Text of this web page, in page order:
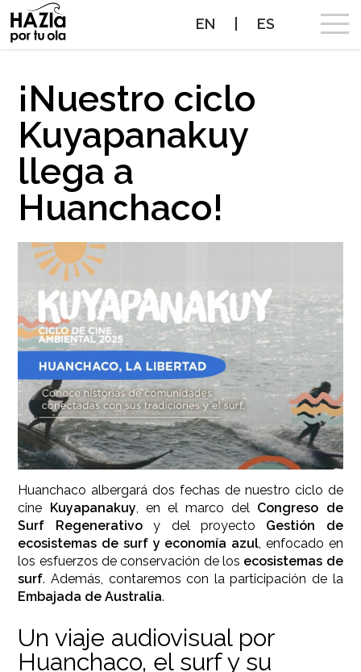
CAMPAÑA
OLAS A PROTEGER
OLAS PROTEGIDAS
NOTICIAS
PROTEGE TUS OLAS
ALIADOS
CONTACTO
EN ES
¡Nuestro ciclo
Kuyapanakuy
llega a
Huanchaco!
Huanchaco albergará dos fechas de nuestro ciclo de
cine Kuyapanakuy, en el marco del Congreso de
Surf Regenerativoy del proyecto Gestión de
ecosistemas de surf y economía azul, enfocado en
los esfuerzos de conservación de los ecosistemas de
surf. Además, contaremos con la participación de la
Embajada de Australia.
Un viaje audiovisual por
Huanchaco, el surf y su